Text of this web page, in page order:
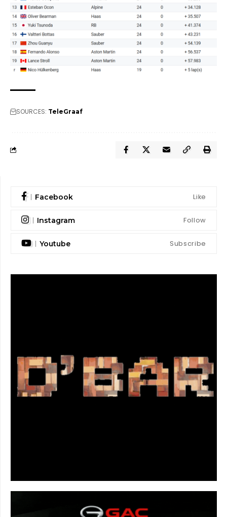
SOURCES: TeleGraaf
Facebook Like
Instagram Follow
Youtube Subscribe